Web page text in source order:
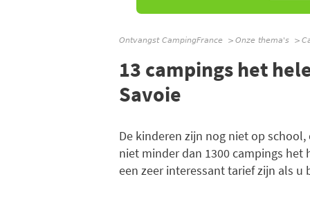
Ontvangst CampingFrance Onze thema's
13 campings het
Savoie
De kinderen zijn nog niet op
niet minder dan 1300 campings het
een zeer interessant tarief zijn als u